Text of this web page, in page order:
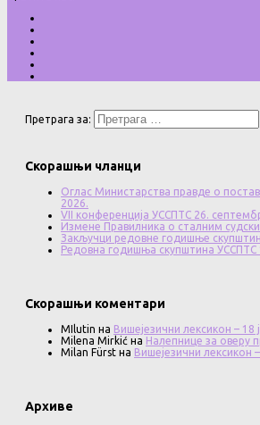
Претрага за:
Скорашњи чланци
Оглас Министарства правде о
2026.
VII конференција УССПТС 26.
Измене Правилника о сталним
Закључци редовне годишње
Редовна годишња скупштина УССПТС
Скорашњи коментари
MIlutin на Вишејезични лексикон – 18
Milena Mirkić на Налепнице за оверу
Milan Fürst на Вишејезични лексикон
Архиве